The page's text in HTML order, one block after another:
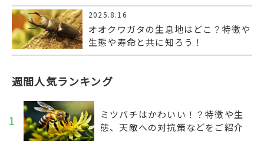
2025.8.16
オオクワガタの生息地はどこ？特徴や
生態や寿命と共に知ろう！
週間人気ランキング
1
ミツバチはかわいい！？特徴や生
態、天敵への対抗策などをご紹介